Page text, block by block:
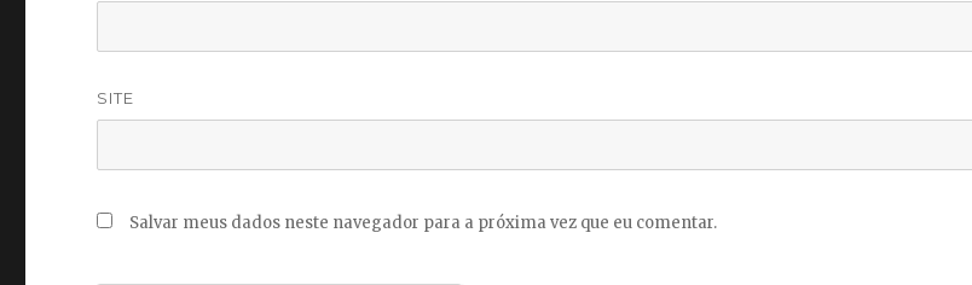
SITE
Salvar meus dados neste navegador para a próxima vez que eu comentar.